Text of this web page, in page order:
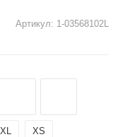
Артикул: 1-03568102L
XL XS